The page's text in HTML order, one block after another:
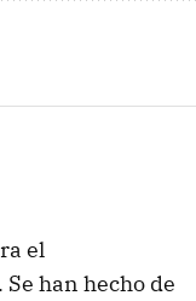
el
han hecho de